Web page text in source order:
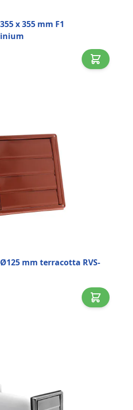
x 355 mm F1
mm terracotta RVS-